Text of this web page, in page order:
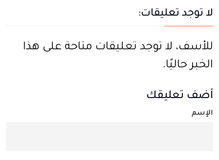
لا توجد تعليقات:
للأسف، لا توجد تعليقات متاحة على هذا
الخبر حاليًا.
أضف تعليقك
الإسم